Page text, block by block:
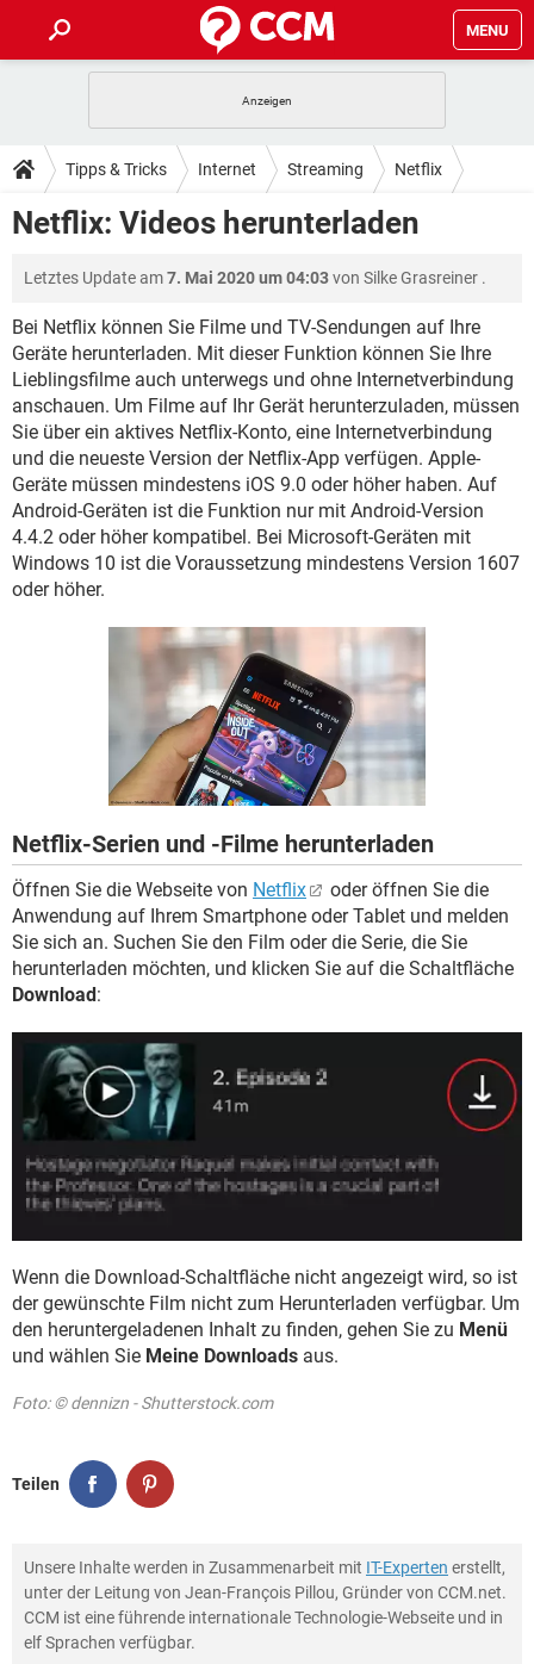
MENU
ANDROID IOS
WINDOWS 10 INSTAGRAM
TIPPS & TRICKS
SPIELE
ANDROID IOS
WINDOWS 10 INSTAGRAM
WHATSAPP TIKTOK
FACEBOOK HARDWARE
DOWNLOADS
WINDOWS 10 INSTAGRAM
WHATSAPP TIKTOK
FORUM
SPIELE STREAMING
ANDROID IOS
WINDOWS 10 INSTAGRAM
WHATSAPP TIKTOK
FACEBOOK HARDWARE
LEXIKON
SPIELE STREAMING
WINDOWS 10 INSTAGRAM
WHATSAPP
FACEBOOK HARDWARE
Tipps & Tricks Internet Streaming Netflix
Netflix: Videos herunterladen
Letztes Update am7. Mai 2020 um 04:03von Silke Grasreiner .
Bei Netflix können Sie Filme und TV-Sendungen auf Ihre
Geräte herunterladen. Mit dieser Funktion können Sie Ihre
Lieblingsfilme auch unterwegs und ohne Internetverbindung
anschauen. Um Filme auf Ihr Gerät herunterzuladen, müssen
Sie über ein aktives Netflix-Konto, eine Internetverbindung
und die neueste Version der Netflix-App verfügen. Apple-
Geräte müssen mindestens iOS 9.0 oder höher haben. Auf
Android-Geräten ist die Funktion nur mit Android-Version
4.4.2 oder höher kompatibel. Bei Microsoft-Geräten mit
Windows 10 ist die Voraussetzung mindestens Version 1607
oder höher.
Netflix-Serien und -Filme herunterladen
Öffnen Sie die Webseite von Netflix
oder öffnen Sie die
Anwendung auf Ihrem Smartphone oder Tablet und melden
Sie sich an. Suchen Sie den Film oder die Serie, die Sie
herunterladen möchten, und klicken Sie auf die Schaltfläche
Download:
Wenn die Download-Schaltfläche nicht angezeigt wird, so ist
der gewünschte Film nicht zum Herunterladen verfügbar. Um
den heruntergeladenen Inhalt zu finden, gehen Sie zu Menü
und wählen Sie Meine Downloads aus.
Foto: © dennizn - Shutterstock.com
Teilen
Unsere Inhalte werden in Zusammenarbeit mit IT-Experten erstellt,
unter der Leitung von Jean-François Pillou, Gründer von CCM.net.
CCM ist eine führende internationale Technologie-Webseite und in
elf Sprachen verfügbar.